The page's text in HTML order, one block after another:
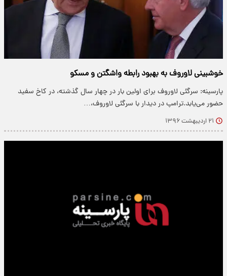
خوشبینی لاوروف به بهبود رابطه واشگتن و مسکو
پارسینه: سرگئی لاوروف برای اولین بار در چهار سال گذشته، در کاخ سفید
حضور می‌یابد.ترامپ در دیدار با سرگئی لاوروف،…
۲۱ اردیبهشت ۱۳۹۶